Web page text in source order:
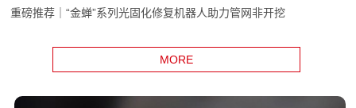
重磅推荐｜“金蝉”系列光固化修复机器人助力管网非开挖
MORE